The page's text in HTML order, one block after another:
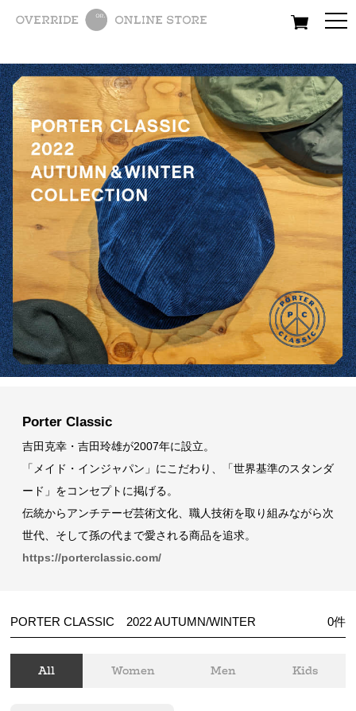
All Women Men
Porter Classic
吉田克幸・吉田玲雄が2007年に設立。
「メイド・インジャパン」にこだわり、「世界基準のスタンダ
ード」をコンセプトに掲げる。
伝統からアンチテーゼ芸術文化、職人技術を取り組みながら次
世代、そして孫の代まで愛される商品を追求。
https://porterclassic.com/
PORTER CLASSIC 2022 AUTUMN/WINTER 0件
All Women Men Kids